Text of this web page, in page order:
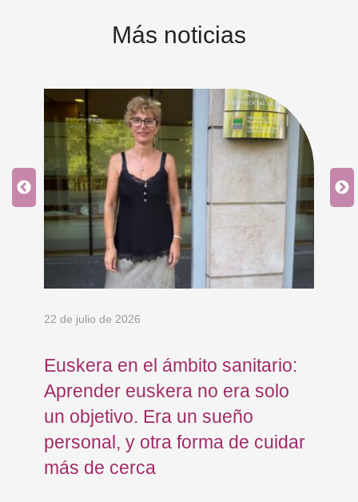
Más noticias
22 de julio de 2026
Euskera en el ámbito sanitario:
Aprender euskera no era solo
un objetivo. Era un sueño
personal, y otra forma de cuidar
más de cerca